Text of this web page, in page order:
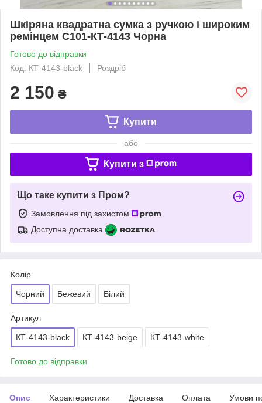
Шкіряна квадратна сумка з ручкою і широким
ремінцем С101-КТ-4143 Чорна
Готово до відправки
Код: КТ-4143-black
Роздріб
2 150 ₴
Купити
або
Купити з
Що таке купити з Пром?
Замовлення під захистом
Доступна доставка
Колір
Чорний Бежевий Білий
Артикул
КТ-4143-black КТ-4143-beige КТ-4143-white
Готово до відправки
Опис Характеристики Доставка Оплата Умови